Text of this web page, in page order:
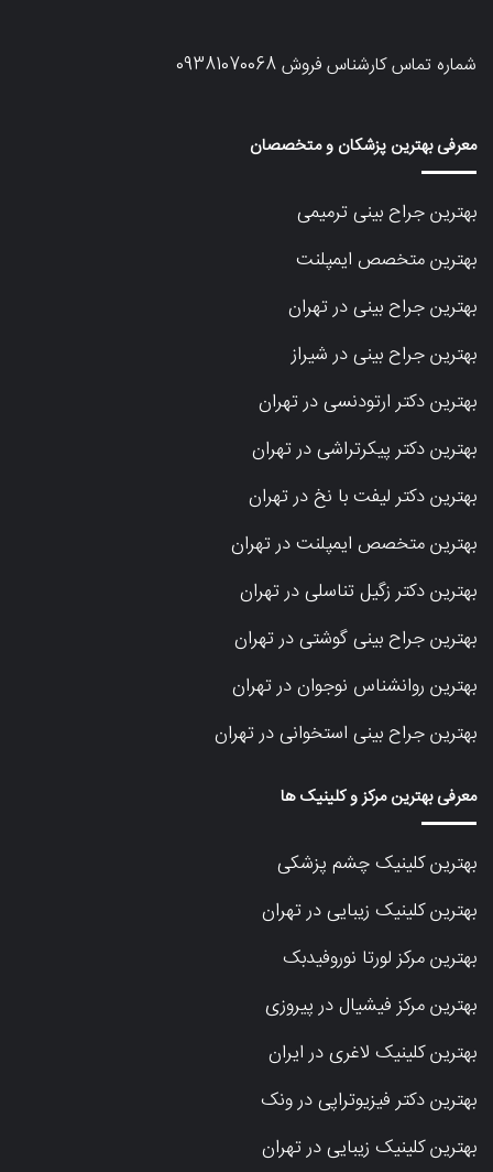
شماره تماس کارشناس فروش09381070068
معرفی بهترین پزشکان و متخصصان
بهترین جراح بینی ترمیمی
بهترین متخصص ایمپلنت
بهترین جراح بینی در تهران
بهترین جراح بینی در شیراز
بهترین دکتر ارتودنسی در تهران
بهترین دکتر پیکرتراشی در تهران
بهترین دکتر لیفت با نخ در تهران
بهترین متخصص ایمپلنت در تهران
بهترین دکتر زگیل تناسلی در تهران
بهترین جراح بینی گوشتی در تهران
بهترین روانشناس نوجوان در تهران
بهترین جراح بینی استخوانی در تهران
معرفی بهترین مرکز و کلینیک ها
بهترین کلینیک چشم پزشکی
بهترین کلینیک زیبایی در تهران
بهترین مرکز لورتا نوروفیدبک
بهترین مرکز فیشیال در پیروزی
بهترین کلینیک لاغری در ایران
بهترین دکتر فیزیوتراپی در ونک
بهترین کلینیک زیبایی در تهران